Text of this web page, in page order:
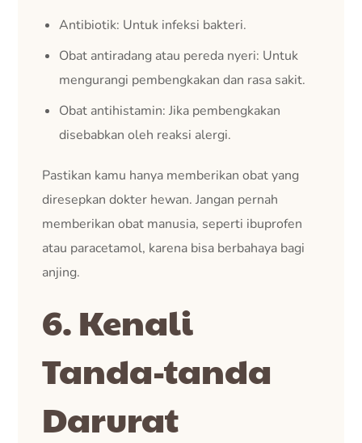
Antibiotik: Untuk infeksi bakteri.
Obat antiradang atau pereda nyeri: Untuk
mengurangi pembengkakan dan rasa sakit.
Obat antihistamin: Jika pembengkakan
disebabkan oleh reaksi alergi.
Pastikan kamu hanya memberikan obat yang
diresepkan dokter hewan. Jangan pernah
memberikan obat manusia, seperti ibuprofen
atau paracetamol, karena bisa berbahaya bagi
anjing.
6. Kenali
Tanda-tanda
Darurat